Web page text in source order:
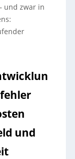
und zwar in
und